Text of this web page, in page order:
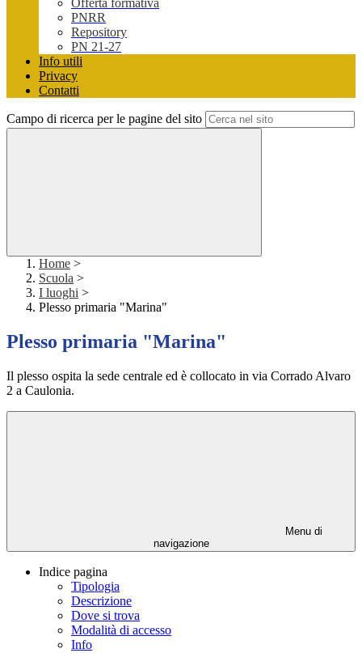
Offerta formativa
PNRR
Repository
PN 21-27
Info utili
Privacy
Contatti
Campo di ricerca per le pagine del sito
Home >
Scuola >
I luoghi >
Plesso primaria "Marina"
Plesso primaria "Marina"
Il plesso ospita la sede centrale ed è collocato in via Corrado Alvaro
2 a Caulonia.
Menu di
navigazione
Indice pagina
Tipologia
Descrizione
Dove si trova
Modalità di accesso
Info